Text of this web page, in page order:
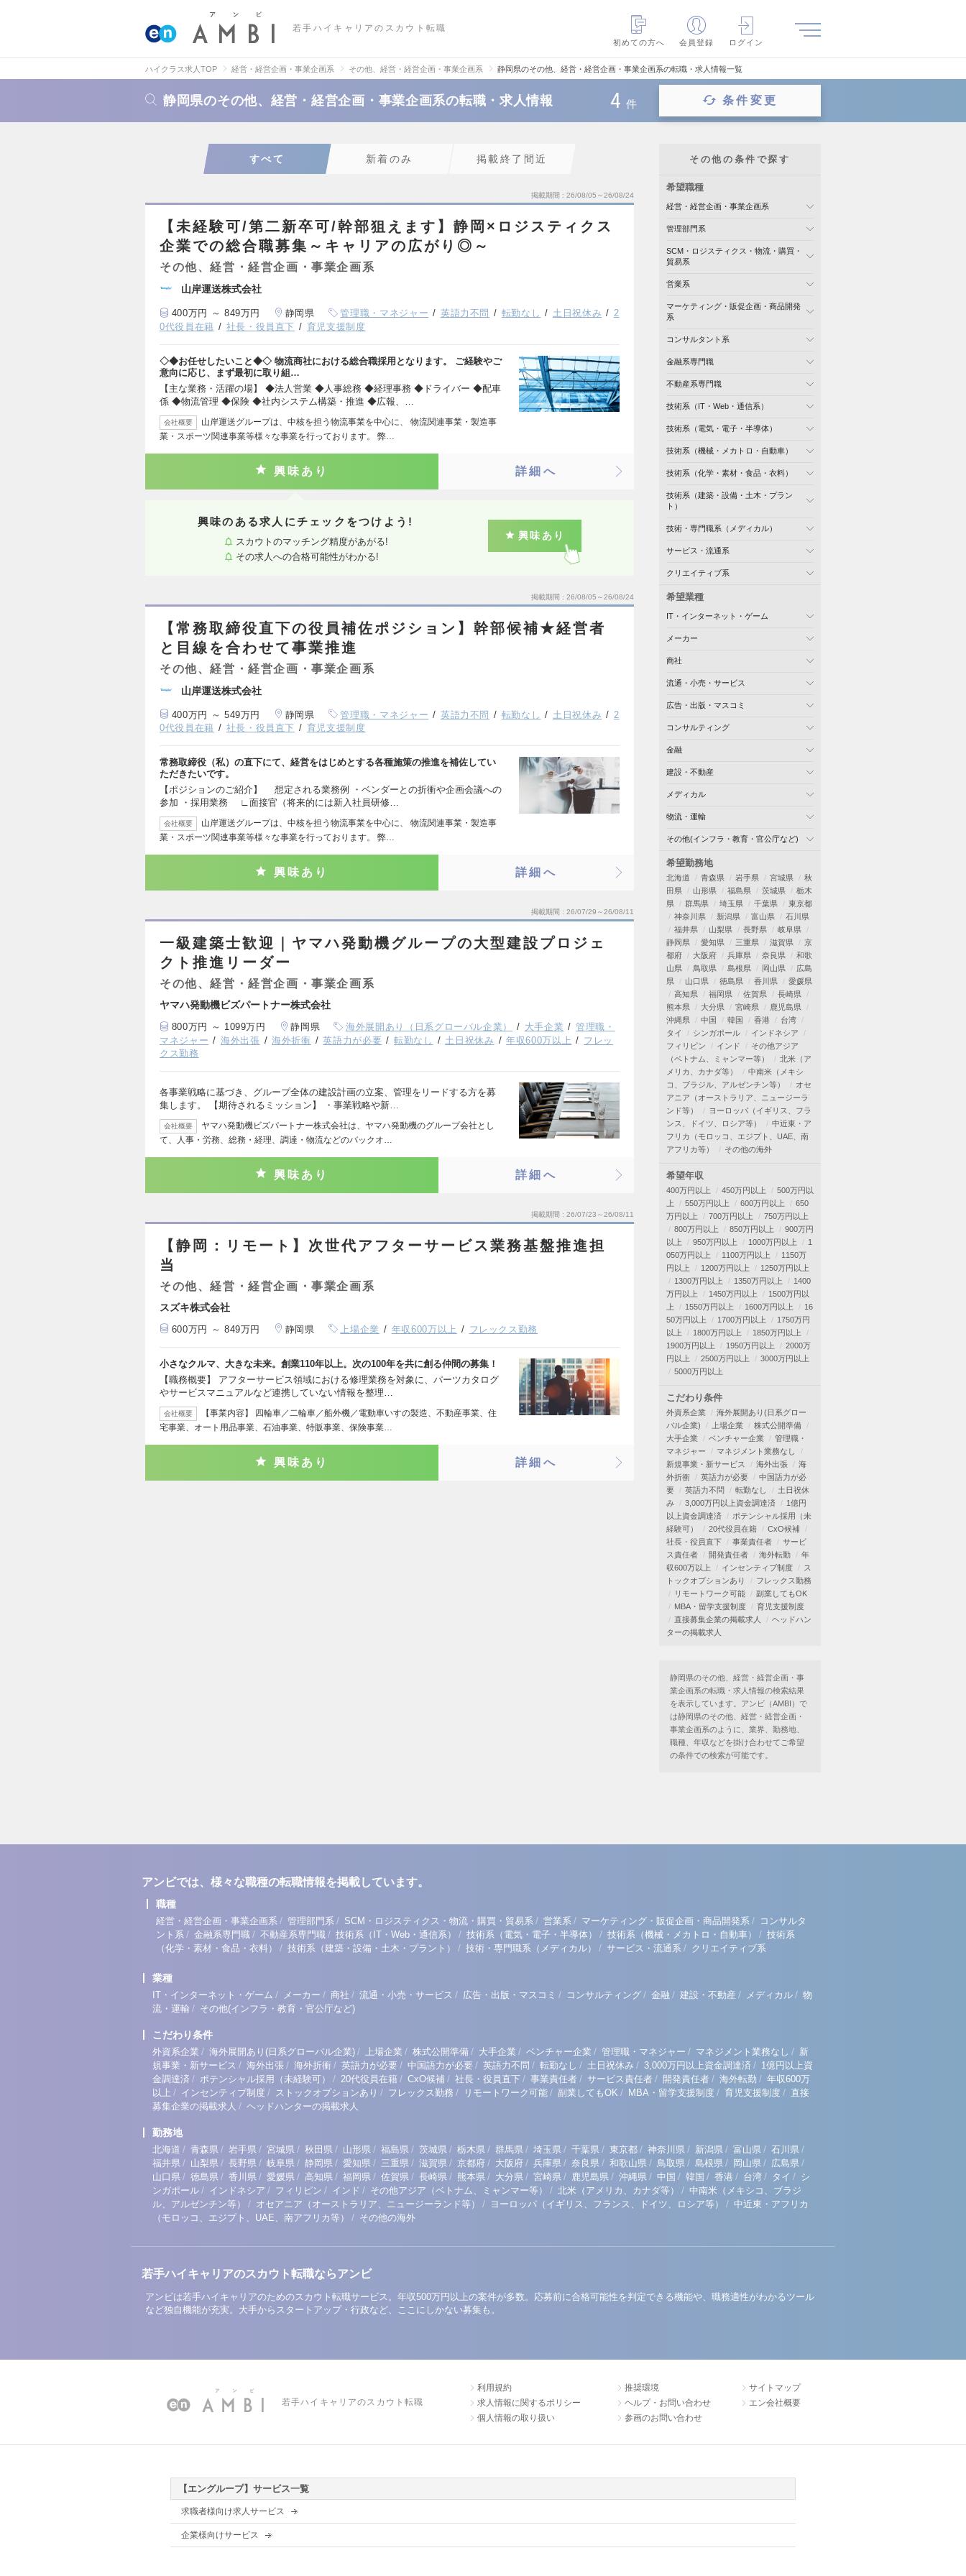
若手ハイキャリアのスカウト転職
初めての方へ
会員登録 ログイン
ハイクラス求人TOP 経営・経営企画・事業企画系 その他、経営・経営企画・事業企画系 静岡県のその他、経営・経営企画・事業企画系の転職・求人情報一覧
静岡県のその他、経営・経営企画・事業企画系の転職・求人情報 4 件 条件変更
すべて 新着のみ 掲載終了間近
掲載期間 26/08/05～26/08/24
【未経験可/第二新卒可/幹部狙えます】静岡×ロジスティクス
企業での総合職募集～キャリアの広がり◎～
その他、経営・経営企画・事業企画系
山岸運送株式会社
400万円 ～ 849万円 静岡県 管理職・マネジャー 英語力不問 転勤なし 土日祝休み
2
0代役員在籍
社長・役員直下 育児支援制度
◇◆お任せしたいこと◆◇ 物流商社における総合職採用となります。 ご経験やご
意向に応じ、まず最初に取り組…
【主な業務・活躍の場】 ◆法人営業 ◆人事総務 ◆経理事務 ◆ドライバー ◆配車
係 ◆物流管理 ◆保険 ◆社内システム構築・推進 ◆広報、…
会社概要
山岸運送グループは、中核を担う物流事業を中心に、 物流関連事業・製造事
業・スポーツ関連事業等様々な事業を行っております。 弊…
興味あり 詳細へ
興味のある求人にチェックをつけよう!
スカウトのマッチング精度があがる!
その求人への合格可能性がわかる!
興味あり
掲載期間 26/08/05～26/08/24
【常務取締役直下の役員補佐ポジション】幹部候補★経営者
と目線を合わせて事業推進
その他、経営・経営企画・事業企画系
山岸運送株式会社
400万円 ～ 549万円 静岡県 管理職・マネジャー 英語力不問 転勤なし 土日祝休み
2
0代役員在籍
社長・役員直下 育児支援制度
常務取締役（私）の直下にて、経営をはじめとする各種施策の推進を補佐してい
ただきたいです。
【ポジションのご紹介】 想定される業務例 ・ベンダーとの折衝や企画会議への
参加 ・採用業務 ∟面接官（将来的には新入社員研修…
会社概要
山岸運送グループは、中核を担う物流事業を中心に、 物流関連事業・製造事
業・スポーツ関連事業等様々な事業を行っております。 弊…
興味あり 詳細へ
掲載期間 26/07/29～26/08/11
一級建築士歓迎｜ヤマハ発動機グループの大型建設プロジェ
クト推進リーダー
その他、経営・経営企画・事業企画系
ヤマハ発動機ビズパートナー株式会社
800万円 ～ 1099万円 静岡県 海外展開あり（日系グローバル企業） 大手企業
管理職・
マネジャー
海外出張 海外折衝 英語力が必要 転勤なし 土日祝休み 年収600万以上
フレッ
クス勤務
各事業戦略に基づき、グループ全体の建設計画の立案、管理をリードする方を募
集します。 【期待されるミッション】 ・事業戦略や新…
会社概要
ヤマハ発動機ビズパートナー株式会社は、ヤマハ発動機のグループ会社とし
て、人事・労務、総務・経理、調達・物流などのバックオ…
興味あり 詳細へ
掲載期間 26/07/23～26/08/11
【静岡：リモート】次世代アフターサービス業務基盤推進担
当
その他、経営・経営企画・事業企画系
スズキ株式会社
600万円 ～ 849万円 静岡県 上場企業 年収600万以上 フレックス勤務
小さなクルマ、大きな未来。創業110年以上。次の100年を共に創る仲間の募集！
【職務概要】 アフターサービス領域における修理業務を対象に、パーツカタログ
やサービスマニュアルなど連携していない情報を整理…
会社概要
【事業内容】 四輪車／二輪車／船外機／電動車いすの製造、不動産事業、住
宅事業、オート用品事業、石油事業、特販事業、保険事業…
興味あり 詳細へ
その他の条件で探す
希望職種
経営・経営企画・事業企画系
管理部門系
SCM・ロジスティクス・物流・購買・
貿易系
営業系
マーケティング・販促企画・商品開発
系
コンサルタント系
金融系専門職
不動産系専門職
技術系（IT・Web・通信系）
技術系（電気・電子・半導体）
技術系（機械・メカトロ・自動車）
技術系（化学・素材・食品・衣料）
技術系（建築・設備・土木・プラン
ト）
技術・専門職系（メディカル）
サービス・流通系
クリエイティブ系
希望業種
IT・インターネット・ゲーム
メーカー
商社
流通・小売・サービス
広告・出版・マスコミ
コンサルティング
金融
建設・不動産
メディカル
物流・運輸
その他(インフラ・教育・官公庁など)
希望勤務地
北海道 青森県 岩手県 宮城県
秋
田県
山形県 福島県 茨城県
栃木
県
群馬県 埼玉県 千葉県
東京都
神奈川県
新潟県 富山県
石川県
福井県
山梨県 長野県
岐阜県
静岡県
愛知県 三重県 滋賀県
京
都府
大阪府 兵庫県 奈良県
和歌
山県
鳥取県 島根県 岡山県
広島
県
山口県 徳島県 香川県
愛媛県
高知県
福岡県 佐賀県
長崎県
熊本県
大分県 宮崎県
鹿児島県
沖縄県
中国 韓国 香港
台湾
タイ
シンガポール
インドネシア
フィリピン
インド
その他アジア
（ベトナム、ミャンマー等）
北米（ア
メリカ、カナダ等）
中南米（メキシ
コ、ブラジル、アルゼンチン等）
オセ
アニア（オーストラリア、ニュージーラ
ンド等）
ヨーロッパ（イギリス、フラ
ンス、ドイツ、ロシア等）
中近東・ア
フリカ（モロッコ、エジプト、UAE、南
アフリカ等）
その他の海外
希望年収
400万円以上 450万円以上
500万円以
上
550万円以上 600万円以上
650
万円以上
700万円以上
750万円以上
800万円以上
850万円以上
900万円
以上
950万円以上 1000万円以上
1
050万円以上
1100万円以上
1150万
円以上
1200万円以上
1250万円以上
1300万円以上
1350万円以上
1400
万円以上
1450万円以上
1500万円以
上
1550万円以上 1600万円以上
16
50万円以上
1700万円以上
1750万円
以上
1800万円以上
1850万円以上
1900万円以上
1950万円以上
2000万
円以上
2500万円以上
3000万円以上
5000万円以上
こだわり条件
外資系企業
海外展開あり(日系グロー
バル企業)
上場企業
株式公開準備
大手企業
ベンチャー企業
管理職・
マネジャー
マネジメント業務なし
新規事業・新サービス
海外出張
海
外折衝
英語力が必要
中国語力が必
要
英語力不問 転勤なし
土日祝休
み
3,000万円以上資金調達済
1億円
以上資金調達済
ポテンシャル採用（未
経験可）
20代役員在籍
CxO候補
社長・役員直下
事業責任者
サービ
ス責任者
開発責任者 海外転勤
年
収600万以上
インセンティブ制度
ス
トックオプションあり
フレックス勤務
リモートワーク可能
副業してもOK
MBA・留学支援制度
育児支援制度
直接募集企業の掲載求人
ヘッドハン
ターの掲載求人
静岡県のその他、経営・経営企画・事
業企画系の転職・求人情報の検索結果
を表示しています。アンビ（AMBI）で
は静岡県のその他、経営・経営企画・
事業企画系のように、業界、勤務地、
職種、年収などを掛け合わせてご希望
の条件での検索が可能です。
アンビでは、様々な職種の転職情報を掲載しています。
職種
経営・経営企画・事業企画系 / 管理部門系 / SCM・ロジスティクス・物流・購買・貿易系 / 営業系 / マーケティング・販促企画・商品開発系 / コンサルタ
ント系 / 金融系専門職 / 不動産系専門職 / 技術系（IT・Web・通信系） / 技術系（電気・電子・半導体） / 技術系（機械・メカトロ・自動車） / 技術系
（化学・素材・食品・衣料）
/ 技術系（建築・設備・土木・プラント） / 技術・専門職系（メディカル） / サービス・流通系 / クリエイティブ系
業種
IT・インターネット・ゲーム / メーカー / 商社 / 流通・小売・サービス / 広告・出版・マスコミ / コンサルティング / 金融 / 建設・不動産 / メディカル / 物
流・運輸 / その他(インフラ・教育・官公庁など)
こだわり条件
外資系企業 / 海外展開あり(日系グローバル企業) / 上場企業 / 株式公開準備 / 大手企業 / ベンチャー企業 / 管理職・マネジャー / マネジメント業務なし / 新
規事業・新サービス / 海外出張 / 海外折衝 / 英語力が必要 / 中国語力が必要 / 英語力不問 / 転勤なし / 土日祝休み / 3,000万円以上資金調達済 / 1億円以上資
金調達済 / ポテンシャル採用（未経験可） / 20代役員在籍 / CxO候補 / 社長・役員直下 / 事業責任者 / サービス責任者 / 開発責任者 / 海外転勤 / 年収600万
以上 / インセンティブ制度 / ストックオプションあり / フレックス勤務 / リモートワーク可能 / 副業してもOK / MBA・留学支援制度 / 育児支援制度 / 直接
募集企業の掲載求人 / ヘッドハンターの掲載求人
勤務地
北海道 / 青森県 / 岩手県 / 宮城県 / 秋田県 / 山形県 / 福島県 / 茨城県 / 栃木県 / 群馬県 / 埼玉県 / 千葉県 / 東京都 / 神奈川県 / 新潟県 / 富山県 / 石川県 /
福井県 / 山梨県 / 長野県 / 岐阜県 / 静岡県 / 愛知県 / 三重県 / 滋賀県 / 京都府 / 大阪府 / 兵庫県 / 奈良県 / 和歌山県 / 鳥取県 / 島根県 / 岡山県 / 広島県 /
山口県 / 徳島県 / 香川県 / 愛媛県 / 高知県 / 福岡県 / 佐賀県 / 長崎県 / 熊本県 / 大分県 / 宮崎県 / 鹿児島県 / 沖縄県 / 中国 / 韓国 / 香港 / 台湾 / タイ / シ
ンガポール / インドネシア / フィリピン / インド / その他アジア（ベトナム、ミャンマー等） / 北米（アメリカ、カナダ等） / 中南米（メキシコ、ブラジ
ル、アルゼンチン等）
/ オセアニア（オーストラリア、ニュージーランド等） / ヨーロッパ（イギリス、フランス、ドイツ、ロシア等） / 中近東・アフリカ
（モロッコ、エジプト、UAE、南アフリカ等）
/ その他の海外
若手ハイキャリアのスカウト転職ならアンビ
アンビは若手ハイキャリアのためのスカウト転職サービス。年収500万円以上の案件が多数。応募前に合格可能性を判定できる機能や、職務適性がわかるツール
など独自機能が充実。大手からスタートアップ・行政など、ここにしかない募集も。
若手ハイキャリアのスカウト転職
利用規約
求人情報に関するポリシー
個人情報の取り扱い
推奨環境
ヘルプ・お問い合わせ
参画のお問い合わせ
サイトマップ
エン会社概要
【エングループ】サービス一覧
求職者様向け求人サービス
企業様向けサービス